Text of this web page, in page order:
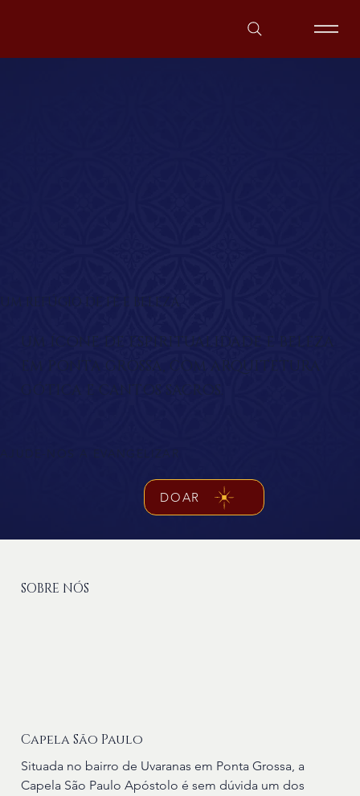
UM REFÚGIO DE FÉ E BELEZA
UM ÍCONE DE ESPIRITUALIDADE E BELEZA
EM PONTA GROSSA, COM ARQUITETURA
GÓTICA E CANTOS SACROS.
AJUDE-NOS A EVANGELIZAR
DOAR
SOBRE NÓS
Capela São Paulo
Situada no bairro de Uvaranas em Ponta Grossa, a
Capela São Paulo Apóstolo é sem dúvida um dos